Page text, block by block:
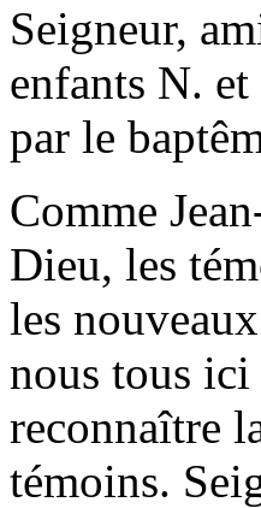
Seigneur,
enfants N.
par le
Comme
Dieu, les
les
nous tous ici
reconnaître
témoins.